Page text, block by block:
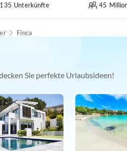
Unterkünfte 45
Finca
Sie perfekte Urlaubsideen!